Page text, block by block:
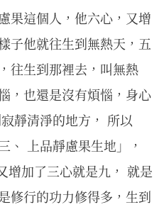
果這個人，他六心，又增
子他就往生到無熱天，五
往生到那裡去，叫無熱
，也還是沒有煩惱，身心
靜清淨的地方， 所以
、 上品靜慮果生地」，
加了三心就是九， 就是
修行的功力修得多，生到